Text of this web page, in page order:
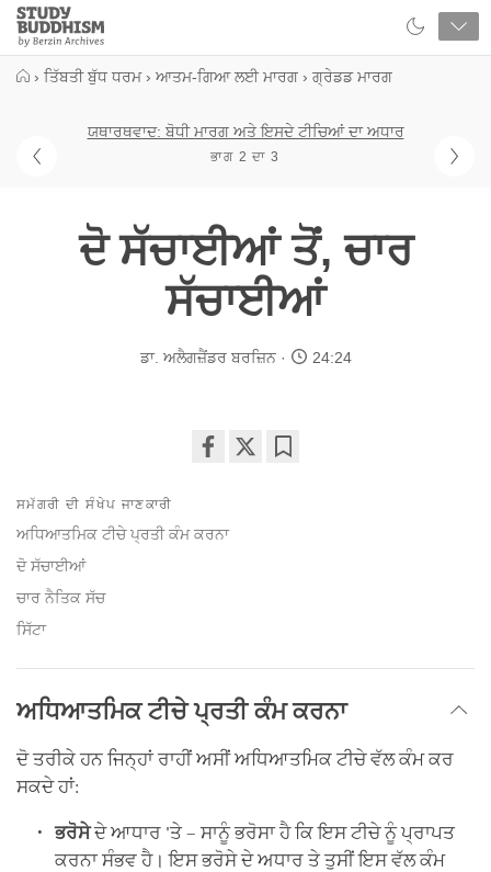
Close
Study
Buddhism
Home
› ਤਿੱਬਤੀ ਬੁੱਧ ਧਰਮ › ਆਤਮ-ਗਿਆ ਲਈ ਮਾਰਗ › ਗ੍ਰੇਡਡ ਮਾਰਗ
ਯਥਾਰਥਵਾਦ: ਬੋਧੀ ਮਾਰਗ ਅਤੇ ਇਸਦੇ ਟੀਚਿਆਂ ਦਾ ਅਧਾਰ
ਭਾਗ 2 ਦਾ 3
ਦੋ ਸੱਚਾਈਆਂ ਤੋਂ, ਚਾਰ
ਸੱਚਾਈਆਂ
ਡਾ. ਅਲੈਗਜ਼ੈਂਡਰ ਬਰਜ਼ਿਨ 24:24
facebook
ਸਮੱਗਰੀ ਦੀ ਸੰਖੇਪ ਜਾਣਕਾਰੀ
ਅਧਿਆਤਮਿਕ ਟੀਚੇ ਪ੍ਰਤੀ ਕੰਮ ਕਰਨਾ
ਦੋ ਸੱਚਾਈਆਂ
ਚਾਰ ਨੈਤਿਕ ਸੱਚ
ਸਿੱਟਾ
ਅਧਿਆਤਮਿਕ ਟੀਚੇ ਪ੍ਰਤੀ ਕੰਮ ਕਰਨਾ
ਦੋ ਤਰੀਕੇ ਹਨ ਜਿਨ੍ਹਾਂ ਰਾਹੀਂ ਅਸੀਂ ਅਧਿਆਤਮਿਕ ਟੀਚੇ ਵੱਲ ਕੰਮ ਕਰ
ਸਕਦੇ ਹਾਂ:
ਭਰੋਸੇਦੇ ਆਧਾਰ 'ਤੇ – ਸਾਨੂੰ ਭਰੋਸਾ ਹੈ ਕਿ ਇਸ ਟੀਚੇ ਨੂੰ ਪ੍ਰਾਪਤ
ਕਰਨਾ ਸੰਭਵ ਹੈ। ਇਸ ਭਰੋਸੇ ਦੇ ਅਧਾਰ ਤੇ ਤੁਸੀਂ ਇਸ ਵੱਲ ਕੰਮ